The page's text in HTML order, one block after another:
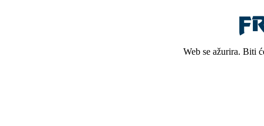
Web se ažurira. Biti